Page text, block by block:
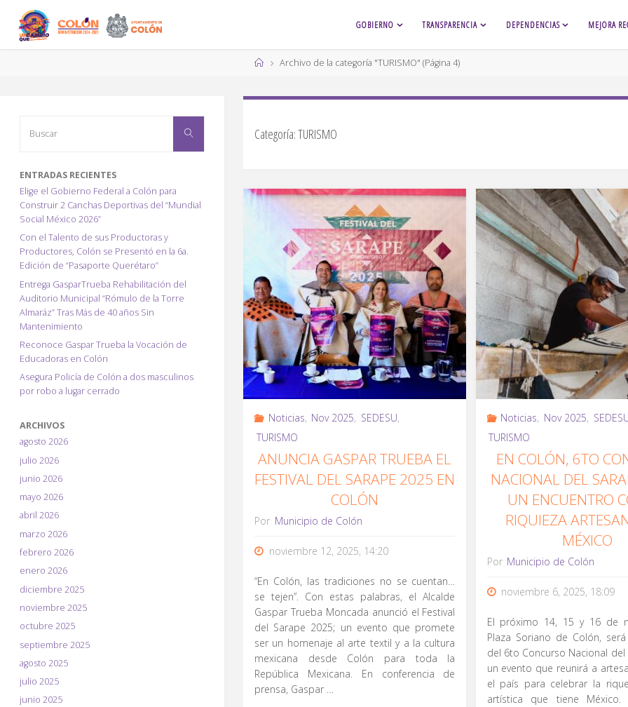
contenido
GOBIERNO TRANSPARENCIA DEPENDENCIAS MEJORA
PáginaArchivo de la categoría "TURISMO" (Página 4)
Categoría:TURISMO
Noticias, Nov 2025, SEDESU,
TURISMO
ANUNCIA GASPAR TRUEBA EL
FESTIVAL DEL SARAPE 2025 EN
COLÓN
Por Municipio de Colón
noviembre 12, 2025, 14:20
“En Colón, las tradiciones no se cuentan…
se tejen”. Con estas palabras, el Alcalde
Gaspar Trueba Moncada anunció el Festival
del Sarape 2025; un evento que promete
ser un homenaje al arte textil y a la cultura
mexicana desde Colón para toda la
República Mexicana. En conferencia de
prensa, Gaspar …
Noticias, Nov 2025,
TURISMO
EN COLÓN, 6TO
NACIONAL DEL
UN ENCUENTRO
RIQUIEZA
MÉXICO
Por Municipio de Colón
noviembre 6, 2025, 18:09
El próximo 14, 15 y 16 de
Plaza Soriano de Colón,
del 6to Concurso Nacional del
un evento que reunirá a
el país para celebrar la
artística que tiene México.
Buscar
ENTRADAS RECIENTES
Elige el Gobierno Federal a Colón para
Construir 2 Canchas Deportivas del “Mundial
Social México 2026”
Con el Talento de sus Productoras y
Productores, Colón se Presentó en la 6a.
Edición de “Pasaporte Querétaro”
Entrega GasparTrueba Rehabilitación del
Auditorio Municipal “Rómulo de la Torre
Almaráz” Tras Más de 40 años Sin
Mantenimiento
Reconoce Gaspar Trueba la Vocación de
Educadoras en Colón
Asegura Policía de Colón a dos masculinos
por robo a lugar cerrado
ARCHIVOS
agosto 2026
julio 2026
junio 2026
mayo 2026
abril 2026
marzo 2026
febrero 2026
enero 2026
diciembre 2025
noviembre 2025
octubre 2025
septiembre 2025
agosto 2025
julio 2025
junio 2025